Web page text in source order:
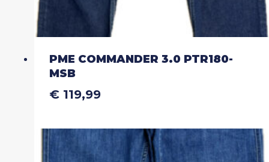
PME COMMANDER 3.0 PTR180-
MSB
€119,99
meerdere
variaties.